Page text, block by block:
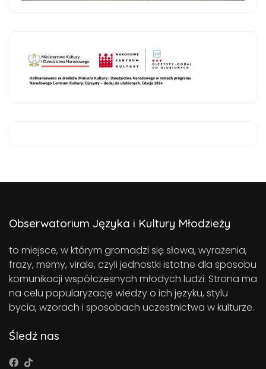
Obserwatorium Języka i Kultury Młodzieży
to miejsce, w którym gromadzi się słowa, wyrażenia,
frazy, memy, virale, czyli jednostki istotne dla sposobu
komunikacji współczesnych młodych ludzi. Strona ma
na celu popularyzację wiedzy o ich języku, stylu
bycia, wzorach i sposobach uczestnictwa w kulturze.
Śledź nas